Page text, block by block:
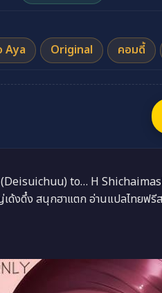
Aya
Original คอมดี้
to… H
ด้งดึ๋ง สนุกฮาแตก อ่านแปลไทยฟ